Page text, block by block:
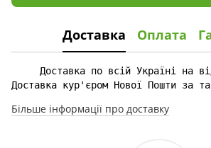
Доставка Оплата
Доставка кур'єром Нової Пошти за
Більше інформації про доставку